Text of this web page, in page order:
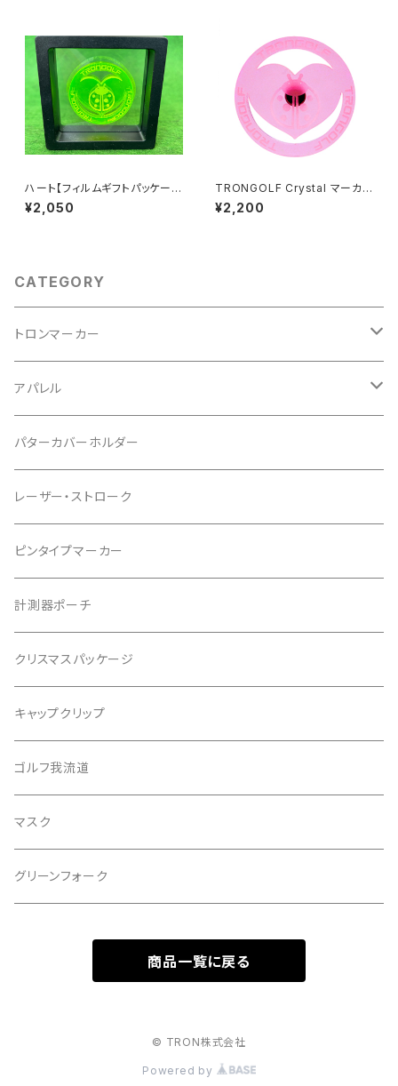
ハート【フィルムギフトパッケー
ジ】
¥2,050
TRONGOLF Crystal マーカ
ー／マグネット／ ハート
¥2,200
CATEGORY
トロンマーカー
パッケージ
ポケットタイプ
マグネットタイプ
ゆかちんまるマーカー
キャサリンマーカー
もちけんマーカー
バッファローゴルフ
アパレル
Tシャツ
パターカバーホルダー
レーザー・ストローク
ピンタイプマーカー
計測器ポーチ
クリスマスパッケージ
キャップクリップ
ゴルフ我流道
マスク
グリーンフォーク
商品一覧に戻る
© TRON株式会社
Powered by